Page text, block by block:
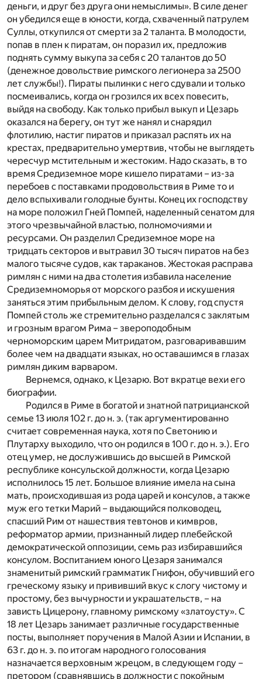
деньги, и друг без друга они немыслимы». В силе денег
он убедился еще в юности, когда, схваченный патрулем
Суллы, откупился от смерти за 2 таланта. В молодости,
попав в плен к пиратам, он поразил их, предложив
поднять сумму выкупа за себя с 20 талантов до 50
(денежное довольствие римского легионера за 2500
лет службы!). Пираты пылинки с него сдували и только
посмеивались, когда он грозился их всех повесить,
выйдя на свободу. Как только прибыл выкуп и Цезарь
оказался на берегу, он тут же нанял и снарядил
флотилию, настиг пиратов и приказал распять их на
крестах, предварительно умертвив, чтобы не выглядеть
чересчур мстительным и жестоким. Надо сказать, в то
время Средиземное море кишело пиратами – из-за
перебоев с поставками продовольствия в Риме то и
дело вспыхивали голодные бунты. Конец их господству
на море положил Гней Помпей, наделенный сенатом для
этого чрезвычайной властью, полномочиями и
ресурсами. Он разделил Средиземное море на
тридцать секторов и вытравил 30 тысяч пиратов на без
малого тысяче судов, как тараканов. Жестокая расправа
римлян с ними на два столетия избавила население
Средиземноморья от морского разбоя и искушения
заняться этим прибыльным делом. К слову, год спустя
Помпей столь же стремительно разделался с заклятым
и грозным врагом Рима – звероподобным
черноморским царем Митридатом, разговаривавшим
более чем на двадцати языках, но оставашимся в глазах
римлян диким варваром.
Вернемся, однако, к Цезарю. Вот вкратце вехи его
биографии.
Родился в Риме в богатой и знатной патрицианской
семье 13 июля 102 г. до н. э. (так аргументированно
считает современная наука, хотя по Светонию и
Плутарху выходило, что он родился в 100 г. до н. э.). Его
отец умер, не дослужившись до высшей в Римской
республике консульской должности, когда Цезарю
исполнилось 15 лет. Большое влияние имела на сына
мать, происходившая из рода царей и консулов, а также
муж его тетки Марий – выдающийся полководец,
спасший Рим от нашествия тевтонов и кимвров,
реформатор армии, признанный лидер плебейской
демократической оппозиции, семь раз избиравшийся
консулом. Воспитанием юного Цезаря занимался
знаменитый римский грамматик Гнифон, обучивший его
греческому языку и прививший вкус к слогу чистому и
простому, без вычурности и украшательств, – на
зависть Цицерону, главному римскому «златоусту». С
18 лет Цезарь занимает различные государственные
посты, выполняет поручения в Малой Азии и Испании, в
63 г. до н. э. по итогам народного голосования
назначается верховным жрецом, в следующем году –
претором (сравнявшись в должности с покойным